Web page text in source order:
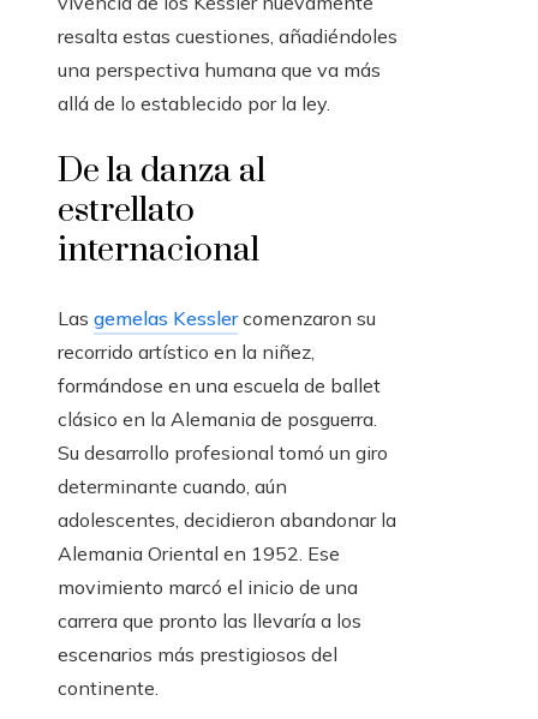
resalta estas cuestiones, añadiéndoles
una perspectiva humana que va más
allá de lo establecido por la ley.
De la danza al
estrellato
internacional
Las gemelas Kesslercomenzaron su
recorrido artístico en la niñez,
formándose en una escuela de ballet
clásico en la Alemania de posguerra.
Su desarrollo profesional tomó un giro
determinante cuando, aún
adolescentes, decidieron abandonar la
Alemania Oriental en 1952. Ese
movimiento marcó el inicio de una
carrera que pronto las llevaría a los
escenarios más prestigiosos del
continente.